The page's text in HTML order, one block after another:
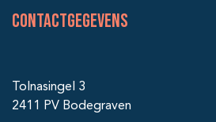
Contactgegevens
Tolnasingel 3
2411 PV Bodegraven